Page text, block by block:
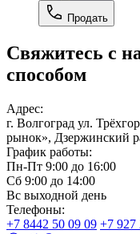
Продать
Свяжитесь с
способом
Адрес:
г. Волгоград ул.
рынок», Дзержинский
График работы:
Пн-Пт 9:00 до 16:00
Сб 9:00 до 14:00
Вс выходной день
Телефоны:
+7 8442 50 09 09 +7 927